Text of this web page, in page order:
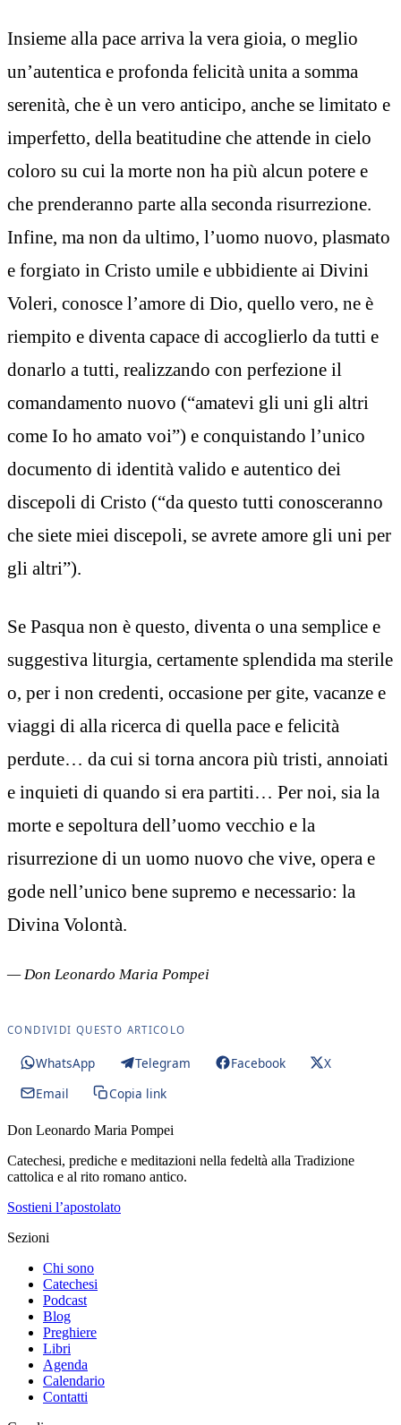
Insieme alla pace arriva la vera gioia, o meglio
un’autentica e profonda felicità unita a somma
serenità, che è un vero anticipo, anche se limitato e
imperfetto, della beatitudine che attende in cielo
coloro su cui la morte non ha più alcun potere e
che prenderanno parte alla seconda risurrezione.
Infine, ma non da ultimo, l’uomo nuovo, plasmato
e forgiato in Cristo umile e ubbidiente ai Divini
Voleri, conosce l’amore di Dio, quello vero, ne è
riempito e diventa capace di accoglierlo da tutti e
donarlo a tutti, realizzando con perfezione il
comandamento nuovo (“amatevi gli uni gli altri
come Io ho amato voi”) e conquistando l’unico
documento di identità valido e autentico dei
discepoli di Cristo (“da questo tutti conosceranno
che siete miei discepoli, se avrete amore gli uni per
gli altri”).
Se Pasqua non è questo, diventa o una semplice e
suggestiva liturgia, certamente splendida ma sterile
o, per i non credenti, occasione per gite, vacanze e
viaggi di alla ricerca di quella pace e felicità
perdute… da cui si torna ancora più tristi, annoiati
e inquieti di quando si era partiti… Per noi, sia la
morte e sepoltura dell’uomo vecchio e la
risurrezione di un uomo nuovo che vive, opera e
gode nell’unico bene supremo e necessario: la
Divina Volontà.
— Don Leonardo Maria Pompei
CONDIVIDI QUESTO ARTICOLO
WhatsApp Telegram Facebook
X
Email
Copia link
Don Leonardo Maria Pompei
Catechesi, prediche e meditazioni nella fedeltà alla Tradizione
cattolica e al rito romano antico.
Sostieni l’apostolato
Sezioni
Chi sono
Catechesi
Podcast
Blog
Preghiere
Libri
Agenda
Calendario
Contatti